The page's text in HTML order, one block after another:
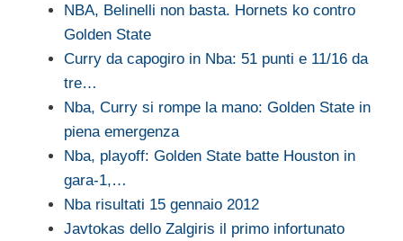
NBA, Belinelli non basta. Hornets ko contro
Golden State
Curry da capogiro in Nba: 51 punti e 11/16 da
tre…
Nba, Curry si rompe la mano: Golden State in
piena emergenza
Nba, playoff: Golden State batte Houston in
gara-1,…
Nba risultati 15 gennaio 2012
Javtokas dello Zalgiris il primo infortunato